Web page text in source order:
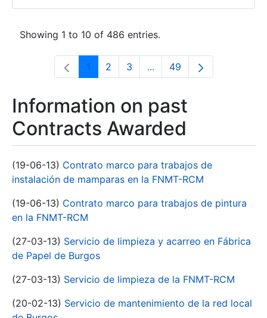
Showing 1 to 10 of 486 entries.
Page
1 Page
2 Page
3 ...Intermediate Pages Use
Page
49
Information on past
Contracts Awarded
(19-06-13) Contrato marco para trabajos de
instalación de mamparas en la FNMT-RCM
(19-06-13) Contrato marco para trabajos de pintura
en la FNMT-RCM
(27-03-13) Servicio de limpieza y acarreo en Fábrica
de Papel de Burgos
(27-03-13) Servicio de limpieza de la FNMT-RCM
(20-02-13) Servicio de mantenimiento de la red local